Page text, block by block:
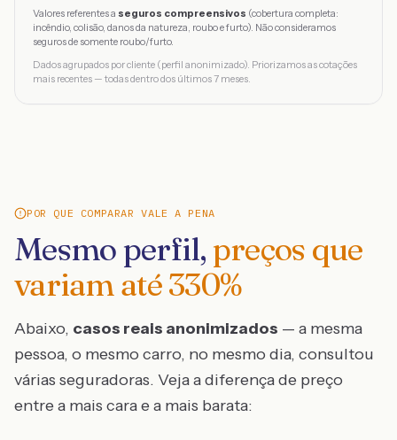
Valores referentes a seguros compreensivos (cobertura completa:
incêndio, colisão, danos da natureza, roubo e furto). Não consideramos
seguros de somente roubo/furto.
Dados agrupados por cliente (perfil anonimizado). Priorizamos as cotações
mais recentes — todas dentro dos últimos 7 meses.
POR QUE COMPARAR VALE A PENA
Mesmo perfil, preços que
variam até330%
Abaixo, casos reais anonimizados — a mesma
pessoa, o mesmo carro, no mesmo dia, consultou
várias seguradoras. Veja a diferença de preço
entre a mais cara e a mais barata: